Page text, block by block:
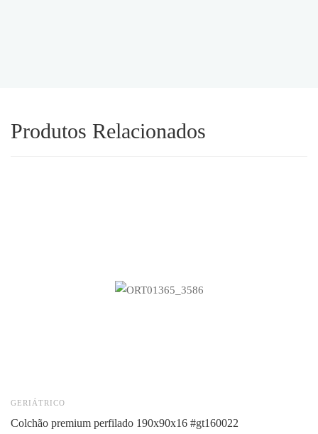
Produtos Relacionados
GERIÁTRICO
colchão premium perfilado 190x90x16 #gt160022